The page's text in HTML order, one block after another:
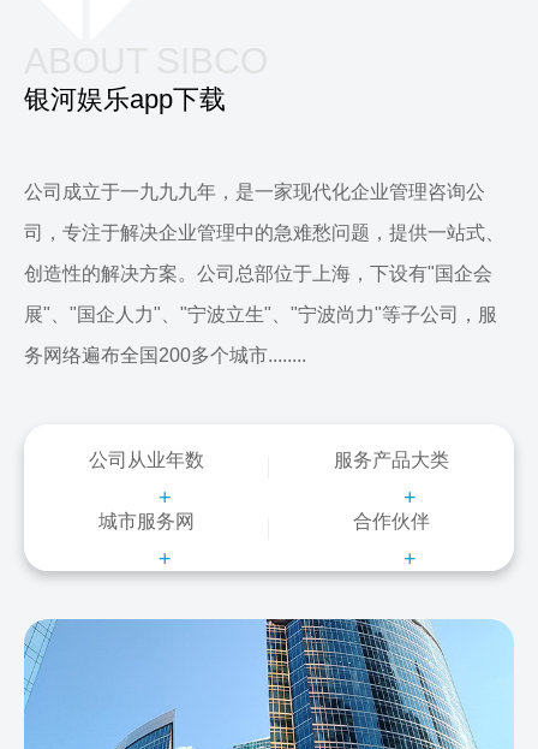
银河娱乐app下载
公司成立于一九九九年，是一家现代化企业管理咨询公
司，专注于解决企业管理中的急难愁问题，提供一站式、
创造性的解决方案。公司总部位于上海，下设有"国企会
展"、"国企人力"、"宁波立生"、"宁波尚力"等子公司，服
务网络遍布全国200多个城市........
公司从业年数
+
服务产品大类
+
城市服务网
+
合作伙伴
+